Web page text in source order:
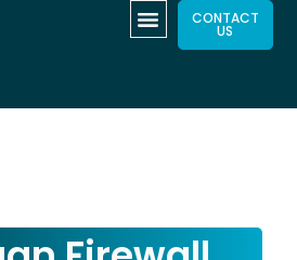
CONTACT
US